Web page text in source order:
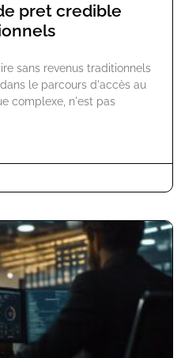
pret credible
sans revenus traditionnels
le parcours d'accès au
complexe, n'est pas